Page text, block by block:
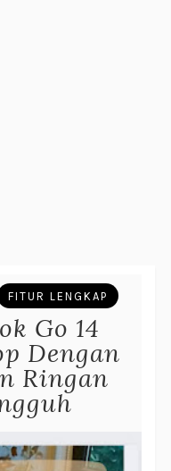
FITUR LENGKAP
Go 14
Dengan
Ringan